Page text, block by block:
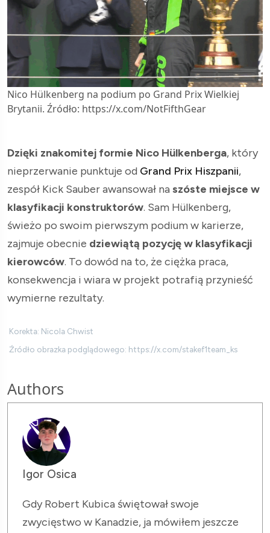
Nico Hülkenberg na podium po Grand Prix Wielkiej
Brytanii. Źródło: https://x.com/NotFifthGear
Dzięki znakomitej formie Nico Hülkenberga, który
nieprzerwanie punktuje od Grand Prix Hiszpanii,
zespół Kick Sauber awansował na szóste miejsce w
klasyfikacji konstruktorów. Sam Hülkenberg,
świeżo po swoim pierwszym podium w karierze,
zajmuje obecnie dziewiątą pozycję w klasyfikacji
kierowców. To dowód na to, że ciężka praca,
konsekwencja i wiara w projekt potrafią przynieść
wymierne rezultaty.
Korekta: Nicola Chwist
Źródło obrazka podglądowego: https://x.com/stakef1team_ks
Authors
Igor Osica
Gdy Robert Kubica świętował swoje
zwycięstwo w Kanadzie, ja mówiłem jeszcze